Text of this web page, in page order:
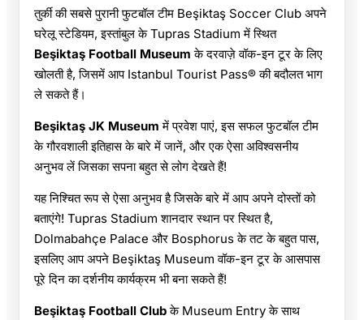
तुर्की की सबसे पुरानी फुटबॉल टीम Beşiktaş Soccer Club अपने
घरेलू स्टेडियम, इस्तांबुल के Tupras Stadium में स्थित
Beşiktaş Football Museum के दरवाज़े वॉक-इन टूर के लिए
खोलती है, जिसमें आप Istanbul Tourist Pass® की बदौलत भाग
ले सकते हैं।
Beşiktaş JK Museum में प्रवेश पाएं, इस सफल फुटबॉल टीम
के गौरवशाली इतिहास के बारे में जानें, और एक ऐसा अविश्वसनीय
अनुभव लें जिसका सपना बहुत से लोग देखते हैं!
यह निश्चित रूप से ऐसा अनुभव है जिसके बारे में आप अपने दोस्तों को
बताएंगे! Tupras Stadium शानदार स्थान पर स्थित है,
Dolmabahçe Palace और Bosphorus के तट के बहुत पास,
इसलिए आप अपने Beşiktaş Museum वॉक-इन टूर के आसपास
पूरे दिन का दर्शनीय कार्यक्रम भी बना सकते हैं!
Beşiktaş Football Clubके Museum Entry के साथ